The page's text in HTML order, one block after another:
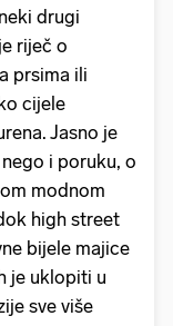
drugi
riječ o
prsima ili
cijele
Jasno je
i poruku, o
modnom
high street
bijele majice
je uklopiti u
sve više